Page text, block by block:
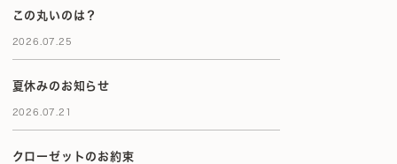
この丸いのは？
2026.07.25
夏休みのお知らせ
2026.07.21
クローゼットのお約束